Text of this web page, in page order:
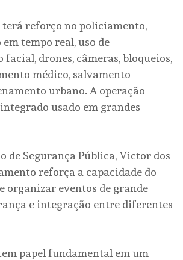
terá reforço no policiamento,
tempo real, uso de
drones, câmeras, bloqueios,
médico, salvamento
urbano. A operação
usado em grandes
de Segurança Pública, Victor dos
reforça a capacidade do
organizar eventos de grande
e integração entre diferentes
papel fundamental em um